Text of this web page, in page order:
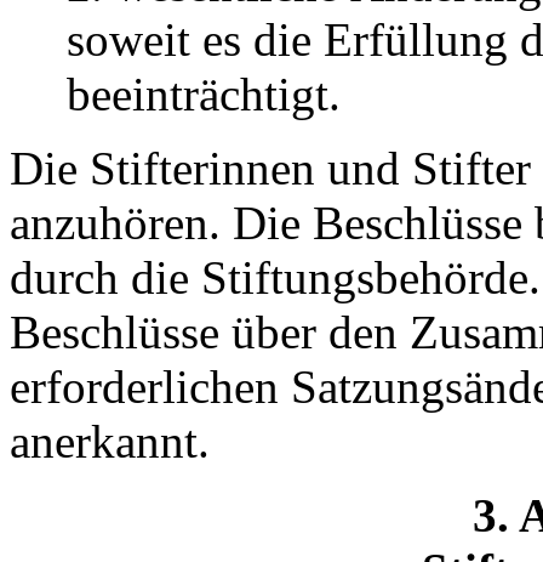
soweit es die Erfüllung
beeinträchtigt.
Die Stifterinnen und
anzuhören. Die
durch die
Beschlüsse über den
erforderlichen
anerkannt.
3.